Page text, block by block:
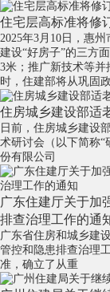
住宅层高标准将修
2025年3月10日，惠
建设“好房子”的三方
3米；推广新技术等并
时，住建部将从巩固
住房城乡建设部适
日前，住房城乡建设
术研讨会（以下简称
份有限公司
广东住建厅关于加
排查治理工作的通
广东省住房和城乡建
管控和隐患排查治理
准，确立了从重